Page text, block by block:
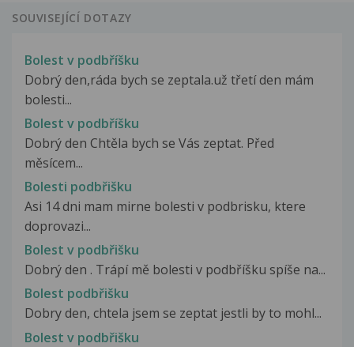
SOUVISEJÍCÍ DOTAZY
Bolest v podbříšku
Dobrý den,ráda bych se zeptala.už třetí den mám
bolesti...
Bolest v podbříšku
Dobrý den Chtěla bych se Vás zeptat. Před
měsícem...
Bolesti podbřišku
Asi 14 dni mam mirne bolesti v podbrisku, ktere
doprovazi...
Bolest v podbřišku
Dobrý den . Trápí mě bolesti v podbříšku spíše na...
Bolest podbřišku
Dobry den, chtela jsem se zeptat jestli by to mohl...
Bolest v podbřišku